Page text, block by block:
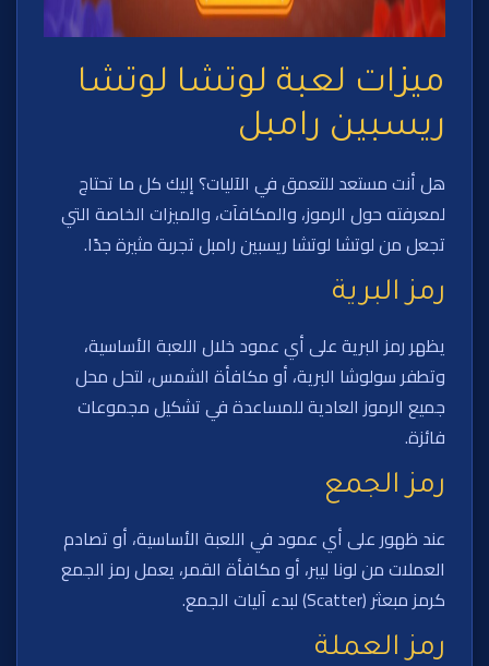
ميزات لعبة لوتشا لوتشا
ريسبين رامبل
هل أنت مستعد للتعمق في الآليات؟ إليك كل ما تحتاج
لمعرفته حول الرموز، والمكافآت، والميزات الخاصة التي
تجعل من لوتشا لوتشا ريسبين رامبل تجربة مثيرة جدًا.
رمز البرية
يظهر رمز البرية على أي عمود خلال اللعبة الأساسية،
وتطفر سولوشا البرية، أو مكافأة الشمس، لتحل محل
جميع الرموز العادية للمساعدة في تشكيل مجموعات
فائزة.
رمز الجمع
عند ظهور على أي عمود في اللعبة الأساسية، أو تصادم
العملات من لونا ليبر، أو مكافأة القمر، يعمل رمز الجمع
كرمز مبعثر (Scatter) لبدء آليات الجمع.
رمز العملة